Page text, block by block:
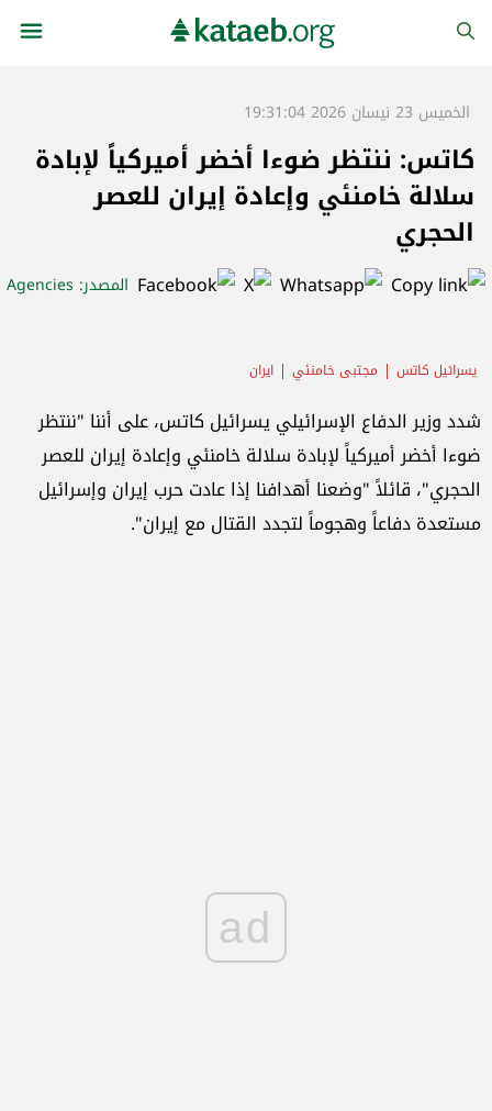
الخميس 23 نيسان 2026 19:31:04
كاتس: ننتظر ضوءا أخضر أميركياً لإبادة
سلالة خامنئي وإعادة إيران للعصر
الحجري
المصدر: Agencies
يسرائيل كاتس مجتبى خامنئي ايران
شدد وزير الدفاع الإسرائيلي يسرائيل كاتس، على أننا "ننتظر
ضوءا أخضر أميركياً لإبادة سلالة خامنئي وإعادة إيران للعصر
الحجري"، قائلاً "وضعنا أهدافنا إذا عادت حرب إيران وإسرائيل
مستعدة دفاعاً وهجوماً لتجدد القتال مع إيران".
ad